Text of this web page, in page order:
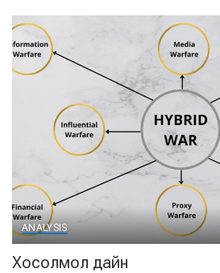
ANALYSIS
Хосолмол дайн